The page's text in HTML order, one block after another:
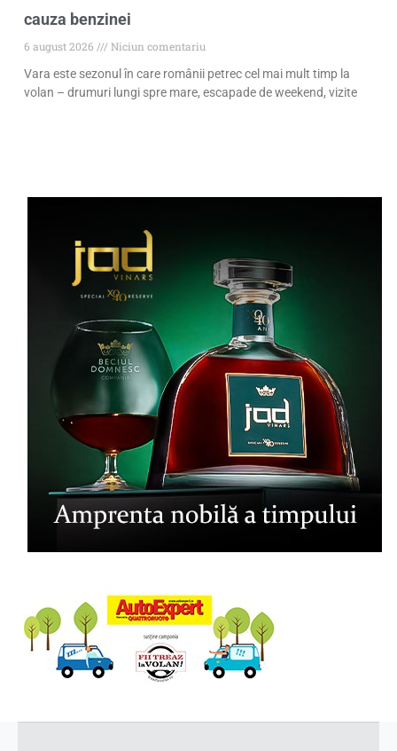
cauza benzinei
6 august 2026
Niciun comentariu
Vara este sezonul în care românii petrec cel mai mult timp la
volan – drumuri lungi spre mare, escapade de weekend, vizite